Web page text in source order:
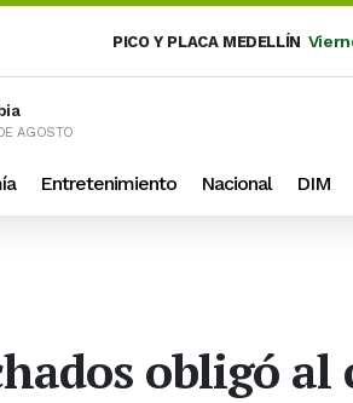
PICO Y PLACA MEDELLÍN
AGOSTO
Entretenimiento Nacional DIM
obligó al